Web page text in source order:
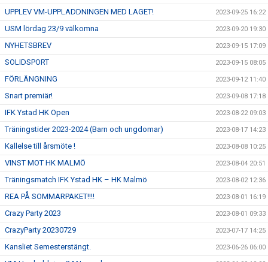
UPPLEV VM-UPPLADDNINGEN MED LAGET! 2023-09-25 16:22
USM lördag 23/9 välkomna 2023-09-20 19:30
NYHETSBREV 2023-09-15 17:09
SOLIDSPORT 2023-09-15 08:05
FÖRLÄNGNING 2023-09-12 11:40
Snart premiär! 2023-09-08 17:18
IFK Ystad HK Open 2023-08-22 09:03
Träningstider 2023-2024 (Barn och ungdomar) 2023-08-17 14:23
Kallelse till årsmöte ! 2023-08-08 10:25
VINST MOT HK MALMÖ 2023-08-04 20:51
Träningsmatch IFK Ystad HK – HK Malmö 2023-08-02 12:36
REA PÅ SOMMARPAKET!!!! 2023-08-01 16:19
Crazy Party 2023 2023-08-01 09:33
CrazyParty 20230729 2023-07-17 14:25
Kansliet Semesterstängt. 2023-06-26 06:00